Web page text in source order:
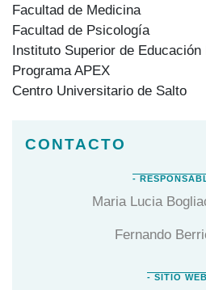
Facultad de Medicina
Facultad de Psicología
Instituto Superior de
Programa APEX
Centro Universitario de Salto
Maria Lucia
Fernando